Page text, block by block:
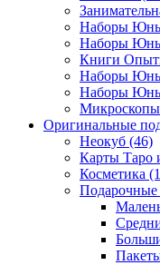
Наборы
Наборы
Книги
Наборы
Наборы
Микроскопы
Оригинальные
Неокуб (46)
Карты Таро
Косметика
Подарочные